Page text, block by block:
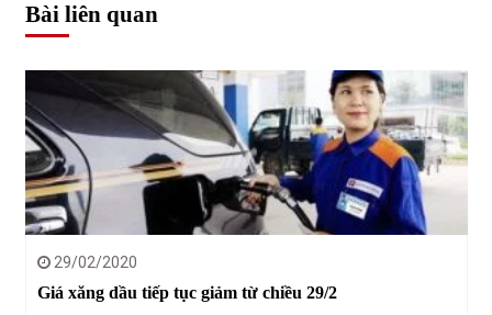
Bài liên quan
29/02/2020
Giá xăng dầu tiếp tục giảm từ chiều 29/2